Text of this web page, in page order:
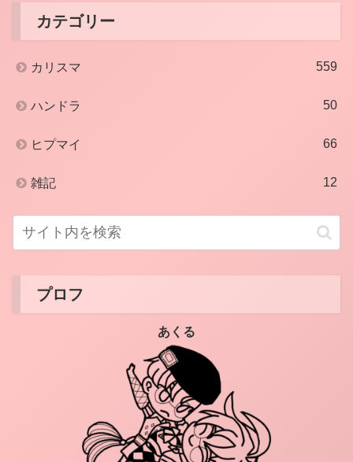
カテゴリー
カリスマ 559
ハンドラ 50
ヒプマイ 66
雑記 12
プロフ
あくる